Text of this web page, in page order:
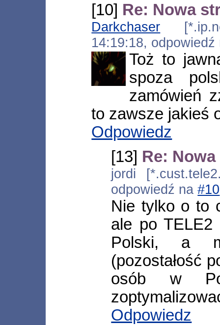
[10] Re: Nowa
Darkchaser
14:19:18,
Toż to
spoza
zamówień
to zawsze jakieś
Odpowiedz
[13] Re:
jordi
odpowiedź na#10
Nie tylko o to
ale po TELE2
Polski, a
(pozostałość
osób w
Odpowiedz